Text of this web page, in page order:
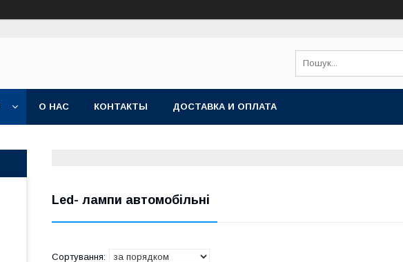
О НАС КОНТАКТЫ ДОСТАВКА И ОПЛАТА
Led- лампи автомобільні